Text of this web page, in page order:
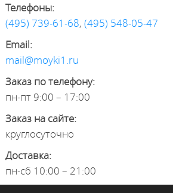
Телефоны:
(495) 739-61-68, (495) 548-05-47
Email:
mail@moyki1.ru
Заказ по телефону:
пн-пт 9:00 – 17:00
Заказ на сайте:
круглосуточно
Доставка:
пн-сб 10:00 – 21:00